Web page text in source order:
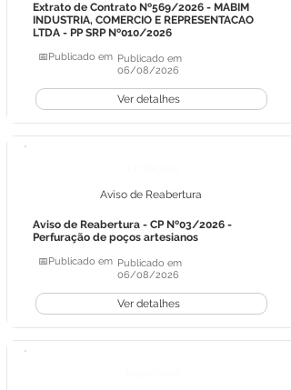
Extrato de Contrato Nº569/2026 - MABIM
INDUSTRIA, COMERCIO E REPRESENTACAO
LTDA - PP SRP Nº010/2026
📅Publicado em Publicado em
06/08/2026
Ver detalhes
Aviso de Reabertura
Aviso de Reabertura - CP Nº03/2026 -
Perfuração de poços artesianos
📅Publicado em Publicado em
06/08/2026
Ver detalhes